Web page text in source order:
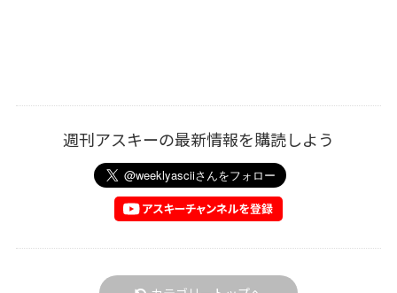
週刊アスキーの最新情報を購読しよう